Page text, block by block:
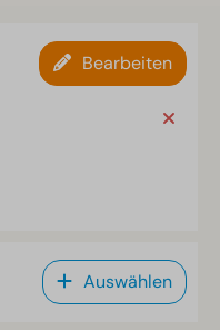
Bearbeiten
Auswählen